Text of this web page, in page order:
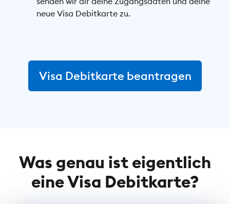
neue Visa Debitkarte zu.
Visa Debitkarte beantragen
Was genau ist eigentlich
eine Visa Debitkarte?